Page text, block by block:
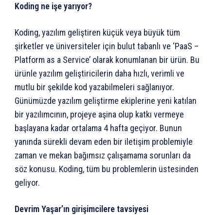
Koding ne işe yarıyor?
Koding, yazılım geliştiren küçük veya büyük tüm
şirketler ve üniversiteler için bulut tabanlı ve ‘PaaS –
Platform as a Service’ olarak konumlanan bir ürün. Bu
ürünle yazılım geliştiricilerin daha hızlı, verimli ve
mutlu bir şekilde kod yazabilmeleri sağlanıyor.
Günümüzde yazılım geliştirme ekiplerine yeni katılan
bir yazılımcının, projeye aşina olup katkı vermeye
başlayana kadar ortalama 4 hafta geçiyor. Bunun
yanında sürekli devam eden bir iletişim problemiyle
zaman ve mekan bağımsız çalışamama sorunları da
söz konusu. Koding, tüm bu problemlerin üstesinden
geliyor.
Devrim Yaşar’ın girişimcilere tavsiyesi